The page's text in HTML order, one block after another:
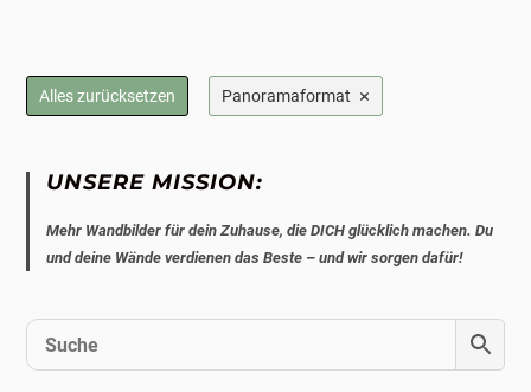
Alles zurücksetzen Panoramaformat ×
UNSERE MISSION:
Mehr Wandbilder für dein Zuhause, die DICH glücklich machen. Du
und deine Wände verdienen das Beste – und wir sorgen dafür!